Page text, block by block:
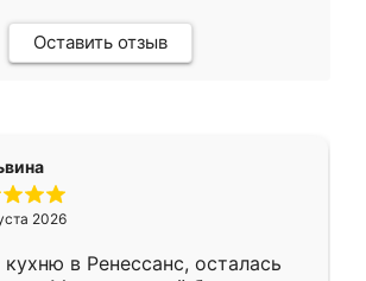
Оставить отзыв
2026
в Ренессанс, осталась